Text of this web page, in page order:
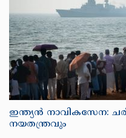
ഇന്ത്യൻ നാവികസേന:
നയതന്ത്രവും